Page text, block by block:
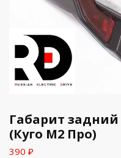
Габарит
(Куго М2 Про)
390 ₽